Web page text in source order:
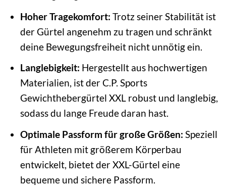
Hoher Tragekomfort: Trotz seiner Stabilität ist
der Gürtel angenehm zu tragen und schränkt
deine Bewegungsfreiheit nicht unnötig ein.
Langlebigkeit: Hergestellt aus hochwertigen
Materialien, ist der C.P. Sports
Gewichthebergürtel XXL robust und langlebig,
sodass du lange Freude daran hast.
Optimale Passform für große Größen: Speziell
für Athleten mit größerem Körperbau
entwickelt, bietet der XXL-Gürtel eine
bequeme und sichere Passform.